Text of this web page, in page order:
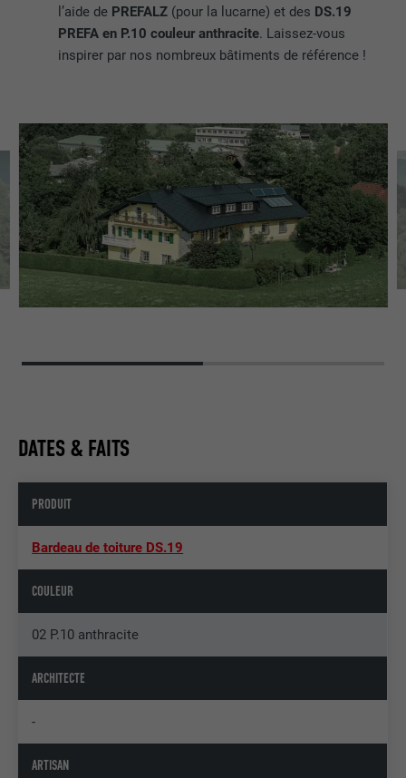
l’aide de PREFALZ (pour la lucarne) et des DS.19
PREFA en P.10 couleur anthracite. Laissez-vous
inspirer par nos nombreux bâtiments de référence !
DATES & FAITS
PRODUIT
Bardeau de toiture DS.19
COULEUR
02 P.10 anthracite
ARCHITECTE
-
ARTISAN